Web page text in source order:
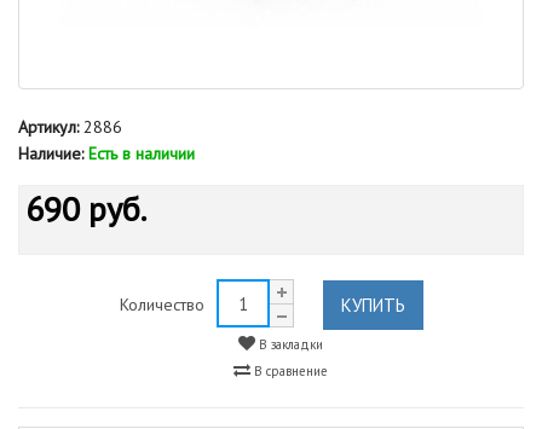
Артикул:2886
Наличие: Есть в наличии
690 руб.
Количество КУПИТЬ
В закладки
В сравнение